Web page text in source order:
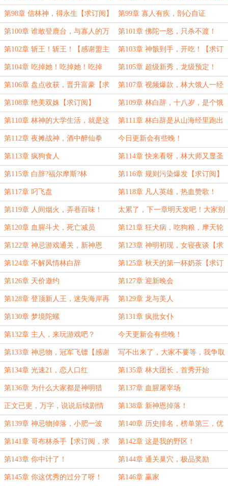
游龙舞！ 间！
第98章 信林神，得永生【求订阅】 第99章 寡人有疾，剖心自证
第100章 谁敢登鹿台，与寡人的万
人敌一战？
第101章 佛陀一怒，只杀不渡！
第102章 斩王！斩王！【感谢盟主
Ragnarous的慷慨打赏！】
第103章 神骸到手，开吃！【求订
阅】
第104章 吃掉她！吃掉她！吃掉
她！
第105章 超级新秀，龙级预定！
【求订阅，求月票】
第106章 盘点收获，晋升富豪【求
订阅】
第107章 视频爆款，林大饿人一经
成名！
第108章 绝美双姝【求订阅】 第109章 林白辞，十八岁，是个饿
人！
第110章 林神的大学生活，就是这
么朴实无华，且枯燥！
第111章 林白辞是从山海经里跑出
来的吧？
第112章 夜摊战神，酒中醉仙拳 今日更新会有些晚！
第113章 疯狗食人 第114章 快来看呀，林大师又显圣
了！
第115章 白辞?福尔摩斯?林 第116章 规则污染爆发【求订阅】
第117章 叼飞盘 第118章 凡人英雄，热血赞歌！
第119章 人间烟火，弄巷百味！
【求订阅】
太累了，下一章明天发吧！大家别
等了！
第120章 血腥斗犬，死亡减员 第121章 狂犬病，吃狗粮，摩天轮
上看夕阳！
第122章 神忌游戏通关，新神恩
GET√！
第123章 神明初现，女寝夜谈【求
订阅，求月票】
第124章 不解风情林白辞 第125章 秋天的第一杯奶茶【求订
阅】
第126章 天价邀约 第127章 迎新晚会
第128章 登顶新人王，迷失海岸再
现！
第129章 龙与美人
第130章 梦境陀螺 第131章 疯批女仆
第132章 主人，来玩游戏吧？ 今天更新会有些晚！
第133章 神忌物，冠军飞镖【感谢
大佬诗奈良野慷慨打赏盟主！】
写不出来了，大家不要等，我争取
明天中午搞定！
第134章 光速21，恋人口红 第135章 林大团长，首秀开始
第136章 为什么大家都是神明猎
手，你却这么优秀？
第137章 血腥屠宰场
正文已更，万字，说说后续剧情 第138章 新神恩掉落！
第139章 神忌物掉落，小肥一波 第140章 历史排名，榜单第三，优
秀！【求月票！】
第141章 哥布林杀手【求订阅，求
月票】
第142章 这是我的野区！
第143章 你中计了！ 第144章 通关巢穴，极品奖励
第145章 你这优秀的过分了呀！ 第146章 赢家